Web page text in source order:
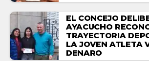
EL CONCEJO
AYACUCHO
TRAYECTORIA
LA JOVEN ATLETA
DENARO